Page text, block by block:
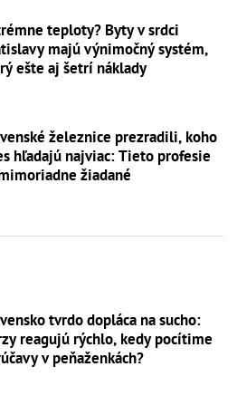
teploty? Byty v srdci
majú výnimočný systém,
ešte aj šetrí náklady
železnice prezradili, koho
hľadajú najviac: Tieto profesie
žiadané
tvrdo dopláca na sucho:
reagujú rýchlo, kedy pocítime
v peňaženkách?